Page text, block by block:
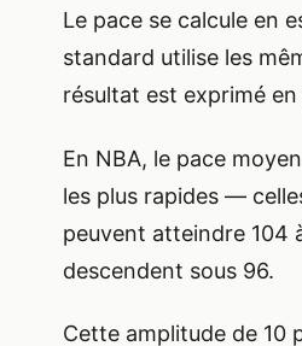
Le pace se calcule en
standard utilise les
résultat est exprimé
En NBA, le pace
les plus rapides —
peuvent atteindre 104
descendent sous 96.
Cette amplitude de 10